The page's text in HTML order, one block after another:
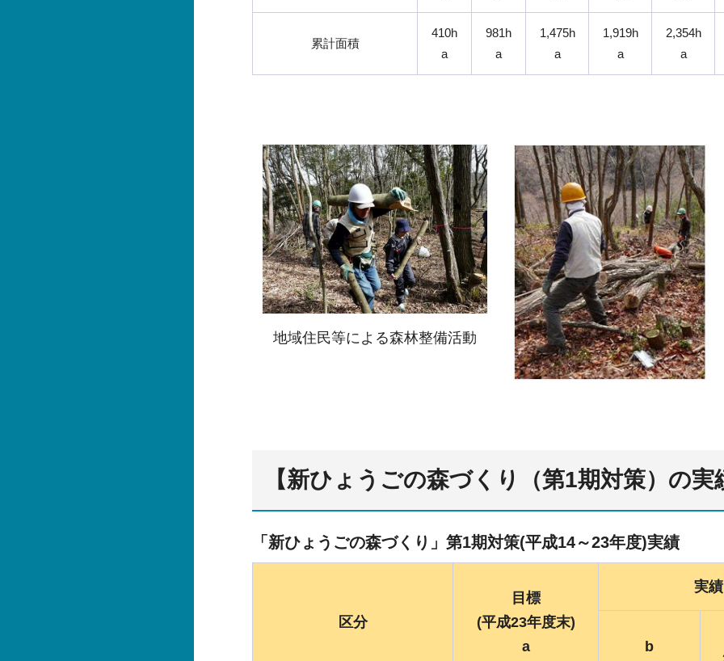
累計面積
410h
a
981h
a
1,475h
a
1,919h
a
2,354h
a
地域住民等による森林整備活動
【新ひょうごの森づくり（第1期対策）の実
「新ひょうごの森づくり」第1期対策(平成14～23年度)実績
区分
目標
(平成23年度末)
a
実績
b